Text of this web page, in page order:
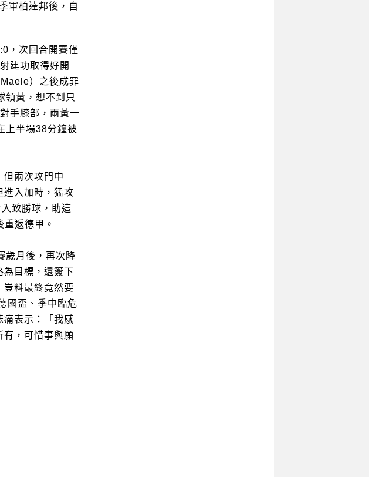
軍柏達邦後，自
，次回合開賽僅
建功取得好開
）之後成罪
領黃，想不到只
手膝部，兩黃一
上半場38分鐘被
但兩次攻門中
進入加時，猛攻
致勝球，助這
返德甲。
歲月後，再次降
為目標，還簽下
豈料最終竟然要
國盃、季中臨危
痛表示：「我感
有，可惜事與願